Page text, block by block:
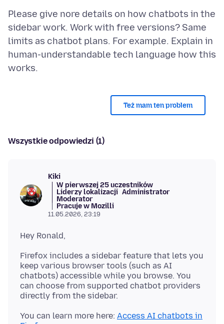
Please give nore details on how chatbots in the
sidebar work. Work with free versions? Same
limits as chatbot plans. For example. Explain in
human-understandable tech language how this
Też mam ten problem
Wszystkie odpowiedzi (1)
Kiki
W pierwszej 25 uczestników
Liderzy lokalizacji Administrator
Moderator
Pracuje w Mozilli
11.05.2026, 23:19
Firefox includes a sidebar feature that lets you
keep various browser tools (such as AI
chatbots) accessible while you browse. You
can choose from supported chatbot providers
You can learn more here: Access AI chatbots in